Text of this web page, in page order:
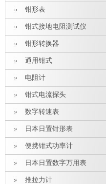
钳形表
钳式接地电阻测试仪
钳形转换器
通用钳式
电阻计
钳式电流探头
数字转速表
日本日置钳形表
便携钳式功率计
日本日置数字万用表
推拉力计